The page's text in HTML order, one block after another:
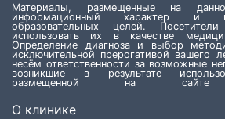
Материалы, размещенные на
информационный характер и
образовательных целей.
использовать их в качестве
Определение диагноза и выбор
исключительной прерогативой вашего
несём ответственности за возможные
возникшие в результате
размещенной на сайте
О клинике